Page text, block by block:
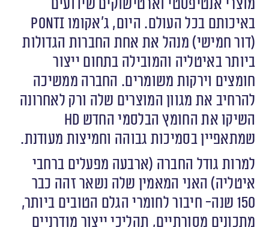
מוצרי אנטיפסטי וארטישוקים שידועים
באיכותם בכל העולם. היום, ג׳אקומו ponti
(דור חמישי) מנהל את אחת החברות הגדולות
ביותר באיטליה והמובילה בתחום ייצור
חומצים וירקות משומרים. החברה ממשיכה
להרחיב את מגוון המוצרים שלה ורק לאחרונה
השיקו את החומץ הבלסמי החדש HD
שמתאפיין בסמיכות גבוהה וחמיצות מעודנת.
למרות גודל החברה (ארבעה מפעלים ברחבי
איטליה) האני המאמין שלה נשאר זהה כבר
150 שנה- חיבור לחומרי הגלם הטובים ביותר,
מתכונים מסורתיים, תהליכי ייצור מודרניים